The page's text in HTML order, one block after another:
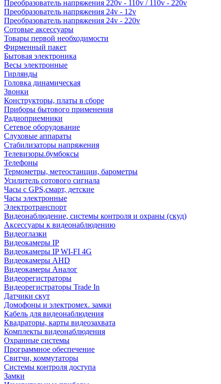
Преобразователь напряжения 220v - 110v / 110v - 220v
Преобразователь напряжения 24v - 12v
Преобразователь напряжения 24v - 220v
Сотовые аксессуары
Товары первой необходимости
Фирменный пакет
Бытовая электроника
Весы электронные
Гирлянды
Головка динамическая
Звонки
Конструкторы, платы в сборе
Приборы бытового применения
Радиоприемники
Сетевое оборудование
Слуховые аппараты
Стабилизаторы напряжения
Телевизоры.бумбоксы
Телефоны
Термометры, метеостанции, барометры
Усилитель сотового сигнала
Часы с GPS,смарт, детские
Часы электронные
Электротранспорт
Видеонаблюдение, системы контроля и охраны (скуд)
Аксессуары к видеонаблюдению
Видеоглазки
Видеокамеры IP
Видеокамеры IP WI-FI 4G
Видеокамеры AHD
Видеокамеры Аналог
Видеорегистраторы
Видеорегистраторы Trade In
Датчики скут
Домофоны и электромех. замки
Кабель для видеонаблюдения
Квадраторы, карты видеозахвата
Комплекты видеонаблюдения
Охранные системы
Программное обеспечение
Свитчи, коммутаторы
Системы контроля доступа
Замки